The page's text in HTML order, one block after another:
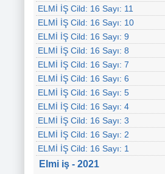
ELMİ İŞ Cild: 16 Sayı: 11
ELMİ İŞ Cild: 16 Sayı: 10
ELMİ İŞ Cild: 16 Sayı: 9
ELMİ İŞ Cild: 16 Sayı: 8
ELMİ İŞ Cild: 16 Sayı: 7
ELMİ İŞ Cild: 16 Sayı: 6
ELMİ İŞ Cild: 16 Sayı: 5
ELMİ İŞ Cild: 16 Sayı: 4
ELMİ İŞ Cild: 16 Sayı: 3
ELMİ İŞ Cild: 16 Sayı: 2
ELMİ İŞ Cild: 16 Sayı: 1
Elmi iş - 2021